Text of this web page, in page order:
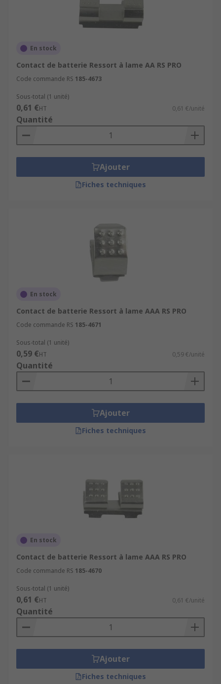
En stock
Contact de batterie Ressort à lame AA RS PRO
Code commande RS 185-4673
Sous-total (1 unité)
0,61 €HT 0,61 €/unité
Quantité
Ajouter
Fiches techniques
En stock
Contact de batterie Ressort à lame AAA RS PRO
Code commande RS 185-4671
Sous-total (1 unité)
0,59 €HT 0,59 €/unité
Quantité
Ajouter
Fiches techniques
En stock
Contact de batterie Ressort à lame AAA RS PRO
Code commande RS 185-4670
Sous-total (1 unité)
0,61 €HT 0,61 €/unité
Quantité
Ajouter
Fiches techniques